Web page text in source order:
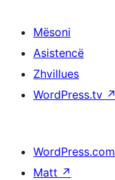
Mësoni
Asistencë
Zhvillues
WordPress.tv ↗
WordPress.com
Matt ↗